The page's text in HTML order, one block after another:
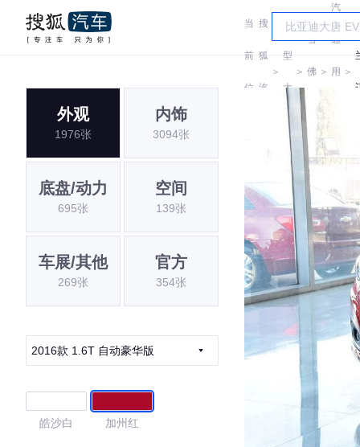
当
前
位
搜
狐
汽
＞
车
型
大
全
＞
雪
佛 ＞
汽
通
用
佛
＞
外观
1976张
内饰
3094张
底盘/动力
695张
空间
139张
车展/其他
269张
官方
354张
2016款 1.6T 自动豪华版
皓沙白 加州红